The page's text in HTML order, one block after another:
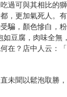
過可與其相比的
，更加氣死人。
騙，顏色慘白，
豆腐，肉味全無
在？店中人云：
未聞以鬆泡取勝